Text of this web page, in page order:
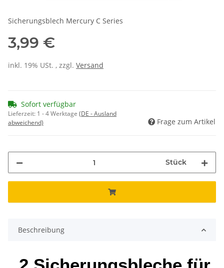
Sicherungsblech Mercury C Series
3,99 €
inkl. 19% USt. , zzgl. Versand
Sofort verfügbar
Lieferzeit: 1 - 4 Werktage (DE - Ausland
abweichend)
Frage zum Artikel
Stück
Beschreibung